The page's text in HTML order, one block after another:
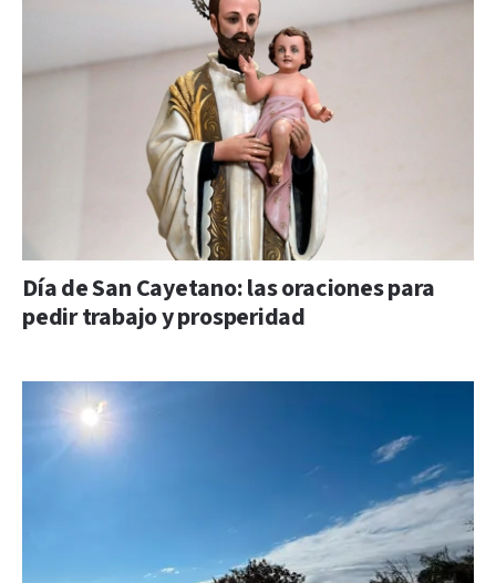
Día de San Cayetano: las oraciones para
pedir trabajo y prosperidad